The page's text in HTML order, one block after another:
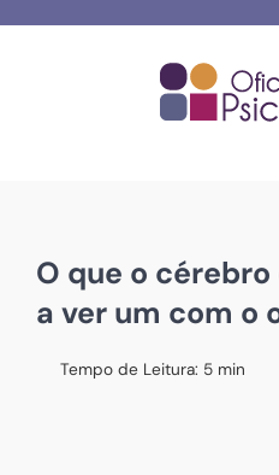
O que o
a ver um com o
Tempo de Leitura: 5 min